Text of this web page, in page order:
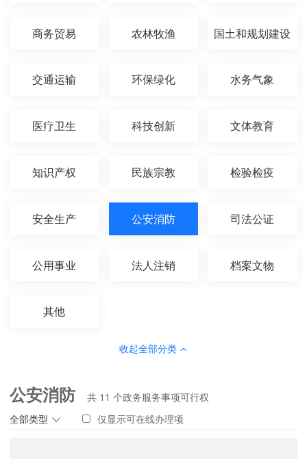
商务贸易 农林牧渔 国土和规划建设
交通运输 环保绿化 水务气象
医疗卫生 科技创新 文体教育
知识产权 民族宗教 检验检疫
安全生产 公安消防 司法公证
公用事业 法人注销 档案文物
其他
收起全部分类
公安消防
全部类型
共 11 个政务服务事项可行权
仅显示可在线办理项